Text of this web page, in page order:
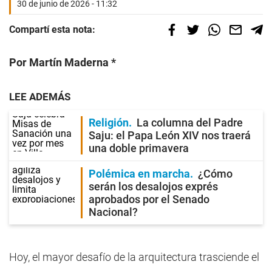
30 de junio de 2026 - 11:32
Compartí esta nota:
Por Martín Maderna *
LEE ADEMÁS
Religión
La columna del Padre
Saju: el Papa León XIV nos traerá
una doble primavera
Polémica en marcha
¿Cómo
serán los desalojos exprés
aprobados por el Senado
Nacional?
Hoy, el mayor desafío de la arquitectura trasciende el